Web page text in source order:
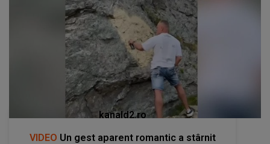
kanald2.ro
VIDEO Un gest aparent romantic a stârnit